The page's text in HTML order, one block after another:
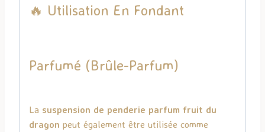
🔥 Utilisation En Fondant
Parfumé (Brûle-Parfum)
La suspension de penderie parfum fruit du
dragon peut également être utilisée comme